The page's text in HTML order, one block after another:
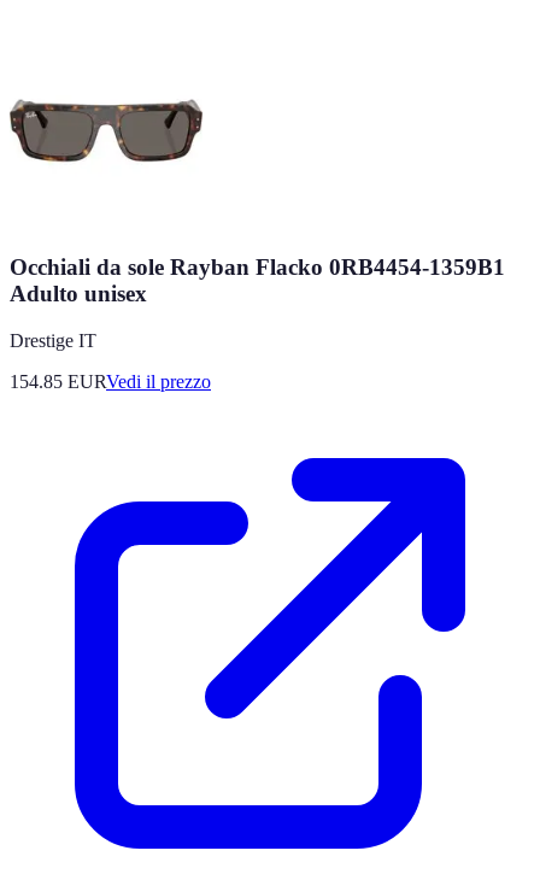
Occhiali da sole Rayban Flacko 0RB4454-1359B1
Adulto unisex
Drestige IT
154.85 EURVedi il prezzo